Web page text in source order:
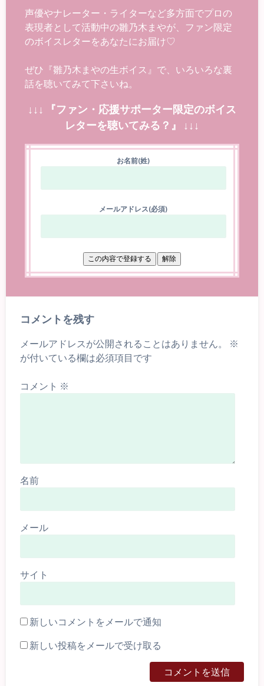
声優やナレーター・ライターなど多方面でプロの
表現者として活動中の雛乃木まやが、ファン限定
のボイスレターをあなたにお届け♡
ぜひ『雛乃木まやの生ボイス』で、いろいろな裏
話を聴いてみて下さいね。
↓↓↓ 『ファン・応援サポーター限定のボイス
レターを聴いてみる？』 ↓↓↓
お名前(姓)
メールアドレス(必須)
コメントを残す
メールアドレスが公開されることはありません。
※
が付いている欄は必須項目です
コメント ※
名前
メール
サイト
新しいコメントをメールで通知
新しい投稿をメールで受け取る